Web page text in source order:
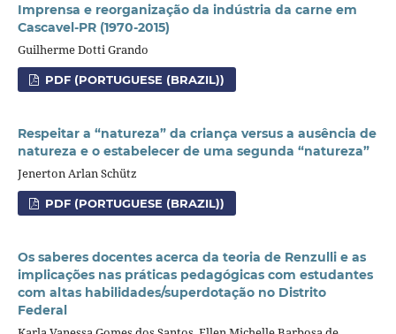
Imprensa e reorganização da indústria da carne em
Cascavel-PR (1970-2015)
Guilherme Dotti Grando
PDF (PORTUGUESE (BRAZIL))
Respeitar a “natureza” da criança versus a ausência de
natureza e o estabelecer de uma segunda “natureza”
Jenerton Arlan Schütz
PDF (PORTUGUESE (BRAZIL))
Os saberes docentes acerca da teoria de Renzulli e as
implicações nas práticas pedagógicas com estudantes
com altas habilidades/superdotação no Distrito
Federal